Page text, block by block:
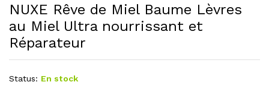
NUXE Rêve de Miel Baume Lèvres
au Miel Ultra nourrissant et
Réparateur
Status: En stock